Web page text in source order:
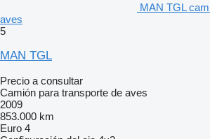
MAN TGL
aves
5
MAN TGL
Precio a consultar
Camión para transporte de aves
2009
853.000 km
Euro 4